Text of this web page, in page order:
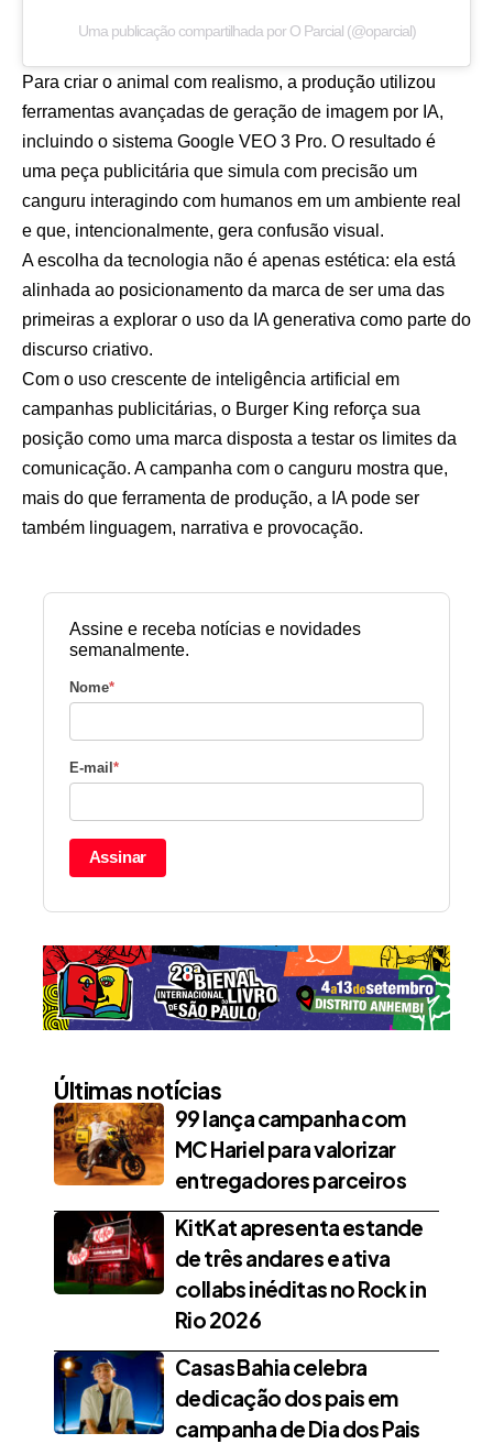
Uma publicação compartilhada por O Parcial (@oparcial)
Para criar o animal com realismo, a produção utilizou
ferramentas avançadas de geração de imagem por IA,
incluindo o sistema Google VEO 3 Pro. O resultado é
uma peça publicitária que simula com precisão um
canguru interagindo com humanos em um ambiente real
e que, intencionalmente, gera confusão visual.
A escolha da tecnologia não é apenas estética: ela está
alinhada ao posicionamento da marca de ser uma das
primeiras a explorar o uso da IA generativa como parte do
discurso criativo.
Com o uso crescente de inteligência artificial em
campanhas publicitárias, o Burger King reforça sua
posição como uma marca disposta a testar os limites da
comunicação. A campanha com o canguru mostra que,
mais do que ferramenta de produção, a IA pode ser
também linguagem, narrativa e provocação.
Assine e receba notícias e novidades
semanalmente.
Nome*
E-mail*
Assinar
Últimas notícias
99 lança campanha com
MC Hariel para valorizar
entregadores parceiros
KitKat apresenta estande
de três andares e ativa
collabs inéditas no Rock in
Rio 2026
Casas Bahia celebra
dedicação dos pais em
campanha de Dia dos Pais